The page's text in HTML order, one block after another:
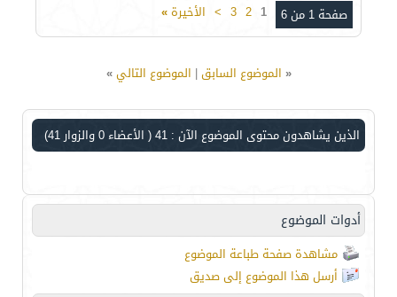
صفحة 1 من 6 1
2
3
> الأخيرة»
« الموضوع السابق| الموضوع التالي»
الذين يشاهدون محتوى الموضوع الآن : 41 ( الأعضاء 0 والزوار 41)
أدوات الموضوع
مشاهدة صفحة طباعة الموضوع
أرسل هذا الموضوع إلى صديق